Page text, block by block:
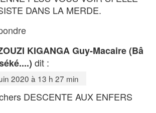
DANS LA MERDE.
KIGANGA Guy-Macaire (Bâ
dit :
2020 à 13 h 27 min
DESCENTE AUX ENFERS